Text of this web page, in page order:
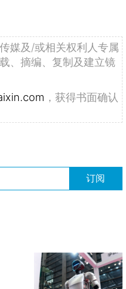
媒及/或相关权利人专属
、摘编、复制及建立镜
，获得书面确认
订阅